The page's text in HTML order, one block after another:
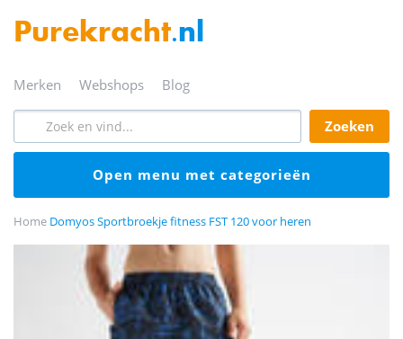
Purekracht.nl
merken webshops blog
zoeken
open menu met categorieën
Home Domyos Sportbroekje fitness FST 120 voor heren